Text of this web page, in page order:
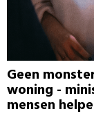
Geen
woning -
mensen